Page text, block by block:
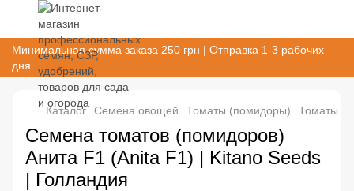
Минимальная сумма заказа 250 грн | Отправка 1-3 рабочих
дня
Каталог Семена овощей Томаты (помидоры) Томаты
Семена томатов (помидоров)
Анита F1 (Anita F1) | Kitano Seeds
| Голландия